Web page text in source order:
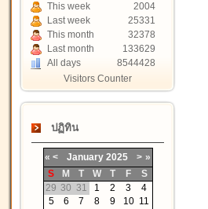
This week
2004
Last week
25331
This month
32378
Last month
133629
All days
8544428
Visitors Counter
ปฏิทิน
« < January 2025 > »
S
M T W T F
S
29 30 31 1 2 3
4
5
6 7 8 9 10 11